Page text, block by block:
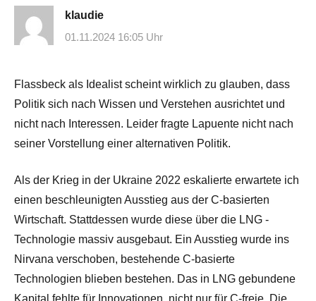
klaudie
01.11.2024 16:05 Uhr
Flassbeck als Idealist scheint wirklich zu glauben, dass
Politik sich nach Wissen und Verstehen ausrichtet und
nicht nach Interessen. Leider fragte Lapuente nicht nach
seiner Vorstellung einer alternativen Politik.
Als der Krieg in der Ukraine 2022 eskalierte erwartete ich
einen beschleunigten Ausstieg aus der C-basierten
Wirtschaft. Stattdessen wurde diese über die LNG -
Technologie massiv ausgebaut. Ein Ausstieg wurde ins
Nirvana verschoben, bestehende C-basierte
Technologien blieben bestehen. Das in LNG gebundene